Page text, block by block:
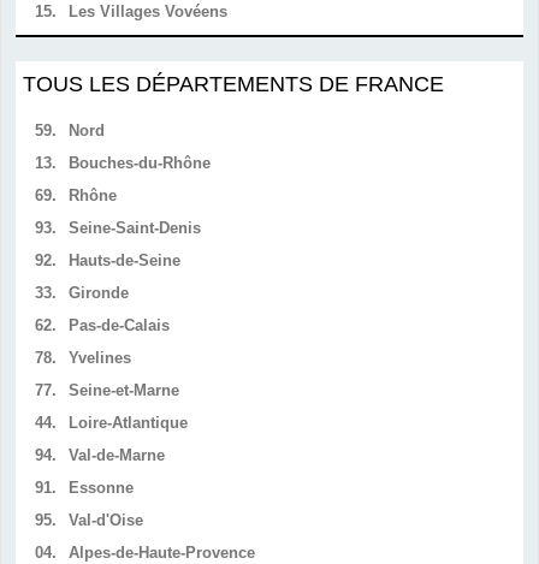
15.
Les Villages Vovéens
TOUS LES DÉPARTEMENTS DE FRANCE
59.
Nord
13.
Bouches-du-Rhône
69.
Rhône
93.
Seine-Saint-Denis
92.
Hauts-de-Seine
33.
Gironde
62.
Pas-de-Calais
78.
Yvelines
77.
Seine-et-Marne
44.
Loire-Atlantique
94.
Val-de-Marne
91.
Essonne
95.
Val-d'Oise
04.
Alpes-de-Haute-Provence